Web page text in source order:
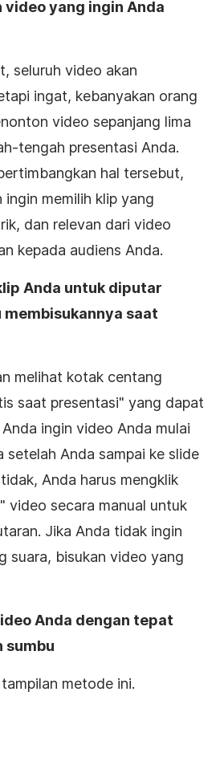
videoyang ingin Anda
seluruh video akan
ingat, kebanyakan orang
video sepanjang lima
tengah presentasi Anda.
hal tersebut,
ingin memilih klip yang
dan relevan dari video
kepada audiens Anda.
Anda untuk diputar
saat
melihat kotak centang
saat presentasi" yang dapat
ingin video Anda mulai
setelah Anda sampai ke slide
Anda harus mengklik
video secara manual untuk
Jika Anda tidak ingin
suara, bisukan video yang
Anda dengan tepat
sumbu
metode ini.